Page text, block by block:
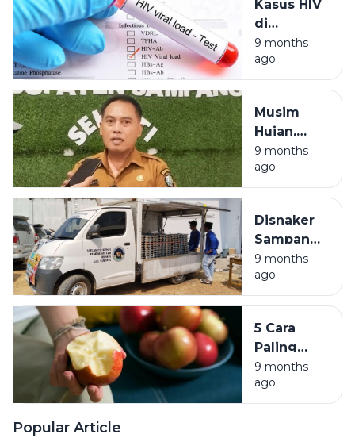
CJH 2026
Kasus HIV
di
Sampang
Turun 52
Persen,
Gencarkan
Edukasi
dan Tes
Dini
9 months
ago
Musim
Hujan,
Dispusip
Sampang
Buka
Restorasi
Arsip
Gratis
9 months
ago
Disnaker
Sampang
Sebut
Program
MBG Serap
Tenaga
Kerja
9 months
ago
5 Cara
Paling
Sehat
untuk
Menikmati
9 months
ago
Popular Article